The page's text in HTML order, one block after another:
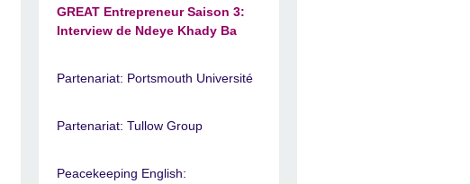
GREAT Entrepreneur Saison 3:
Interview de Ndeye Khady Ba
Partenariat: Portsmouth Université
Partenariat: Tullow Group
Peacekeeping English: